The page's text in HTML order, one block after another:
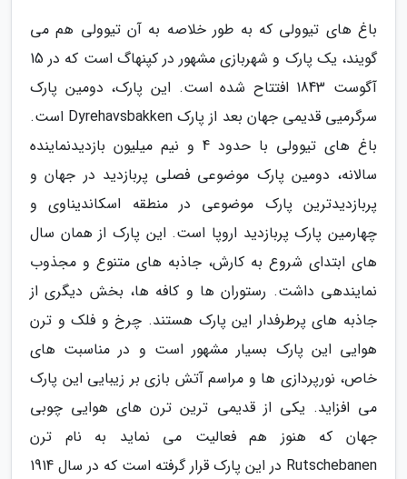
باغ های تیوولی که به طور خلاصه به آن تیوولی هم می
گویند، یک پارک و شهربازی مشهور در کپنهاگ است که در 15
آگوست 1843 افتتاح شده است. این پارک، دومین پارک
سرگرمیی قدیمی جهان بعد از پارک Dyrehavsbakken است.
باغ های تیوولی با حدود 4 و نیم میلیون بازدیدنماینده
سالانه، دومین پارک موضوعی فصلی پربازدید در جهان و
پربازدیدترین پارک موضوعی در منطقه اسکاندیناوی و
چهارمین پارک پربازدید اروپا است. این پارک از همان سال
های ابتدای شروع به کارش، جاذبه های متنوع و مجذوب
نمایندهی داشت. رستوران ها و کافه ها، بخش دیگری از
جاذبه های پرطرفدار این پارک هستند. چرخ و فلک و ترن
هوایی این پارک بسیار مشهور است و در مناسبت های
خاص، نورپردازی ها و مراسم آتش بازی بر زیبایی این پارک
می افزاید. یکی از قدیمی ترین ترن های هوایی چوبی
جهان که هنوز هم فعالیت می نماید به نام ترن
Rutschebanen در این پارک قرار گرفته است که در سال 1914